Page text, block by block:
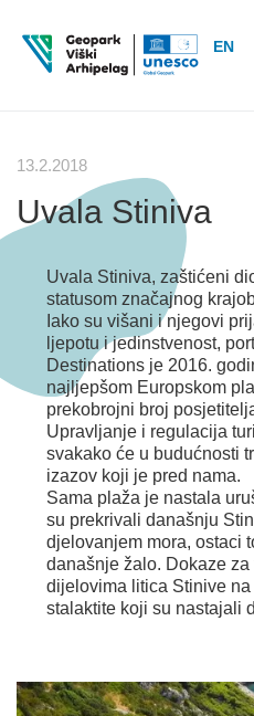
EN
13.2.2018
Uvala Stiniva
Uvala Stiniva, zaštićeni
statusom značajnog
Iako su višani i njegovi
ljepotu i jedinstvenost,
Destinations je 2016.
najljepšom Europskom
prekobrojni broj
Upravljanje i regulacija
svakako će u budućnosti
izazov koji je pred nama.
Sama plaža je nastala
su prekrivali današnju
djelovanjem mora, ostaci
današnje žalo. Dokaze
dijelovima litica Stinive
stalaktite koji su nastajali